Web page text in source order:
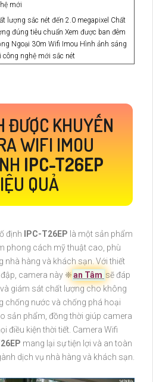
mới
lượng sắc nét đến 2.0 megapixel Chất
đúng tiêu chuẩn Xem được ban đêm
Ngoại 30m Wifi Imou Hình ảnh sáng
công nghệ mới sắc nét
ĐƯỢC KHUYẾN
WIFI IMOU
IPC-T26EP
QUẢ
định IPC-T26EP là một sản phẩm
phong cách mỹ thuật cao, phù
nhà hàng và khách sạn. Với thiết
camera này ❈an Tâm sẽ đáp
giám sát chất lượng cho không
chống nước và chống phá hoại
sản phẩm, đồng thời giúp camera
điều kiện thời tiết. Camera Wifi
mang lại sự tiện lợi và an toàn
dịch vụ nhà hàng và khách sạn.